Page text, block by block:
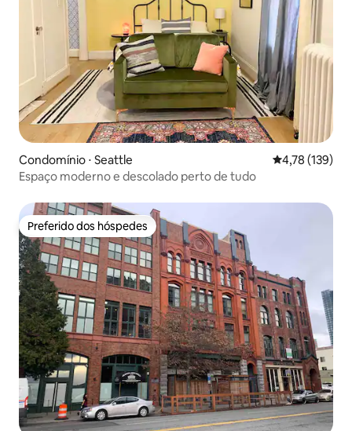
Condomínio ⋅ Seattle 4,78 de uma
4,78 (139)
Espaço moderno e descolado perto de tudo
Preferido dos hóspedes
Preferido dos hóspedes